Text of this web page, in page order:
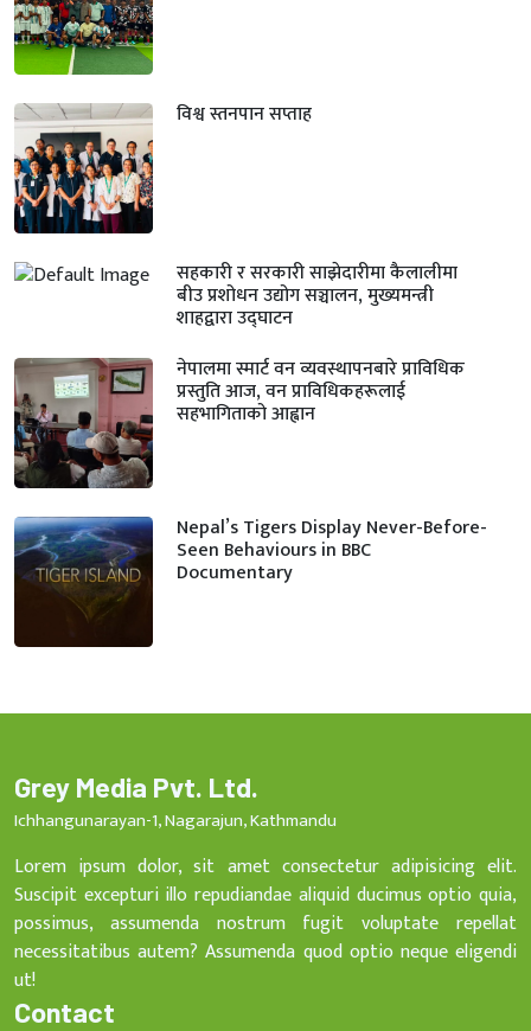
विश्व स्तनपान सप्ताह
सहकारी र सरकारी साझेदारीमा कैलालीमा
बीउ प्रशोधन उद्योग सञ्चालन, मुख्यमन्त्री
शाहद्वारा उद्घाटन
नेपालमा स्मार्ट वन व्यवस्थापनबारे प्राविधिक
प्रस्तुति आज, वन प्राविधिकहरूलाई
सहभागिताको आह्वान
Nepal’s Tigers Display Never-Before-
Seen Behaviours in BBC
Documentary
Grey Media Pvt. Ltd.
Ichhangunarayan-1, Nagarajun, Kathmandu
Lorem ipsum dolor, sit amet consectetur adipisicing elit.
Suscipit excepturi illo repudiandae aliquid ducimus optio quia,
possimus, assumenda nostrum fugit voluptate repellat
necessitatibus autem? Assumenda quod optio neque eligendi
ut!
Contact